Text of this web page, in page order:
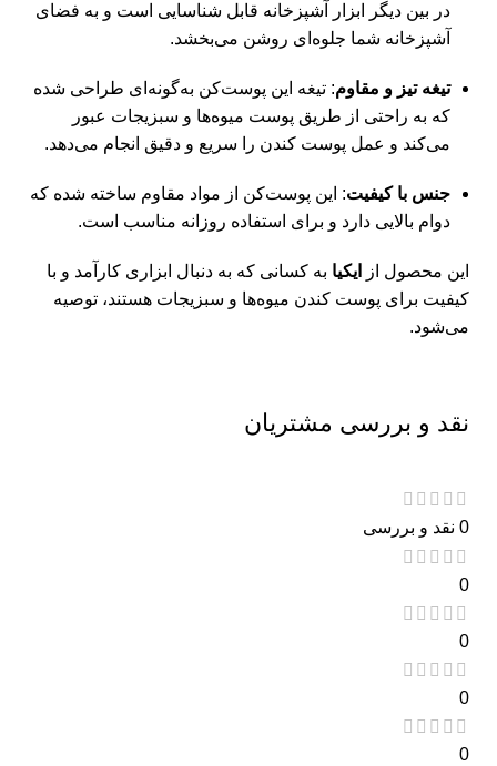
در بین دیگر ابزار آشپزخانه قابل شناسایی است و به فضای
آشپزخانه شما جلوه‌ای روشن می‌بخشد.
تیغه تیز و مقاوم: تیغه این پوست‌کن به‌گونه‌ای طراحی شده
که به راحتی از طریق پوست میوه‌ها و سبزیجات عبور
می‌کند و عمل پوست کندن را سریع و دقیق انجام می‌دهد.
جنس با کیفیت: این پوست‌کن از مواد مقاوم ساخته شده که
دوام بالایی دارد و برای استفاده روزانه مناسب است.
این محصول از ایکیا به کسانی که به دنبال ابزاری کارآمد و با
کیفیت برای پوست کندن میوه‌ها و سبزیجات هستند، توصیه
می‌شود.
نقد و بررسی مشتریان
0 نقد و بررسی
0
0
0
0